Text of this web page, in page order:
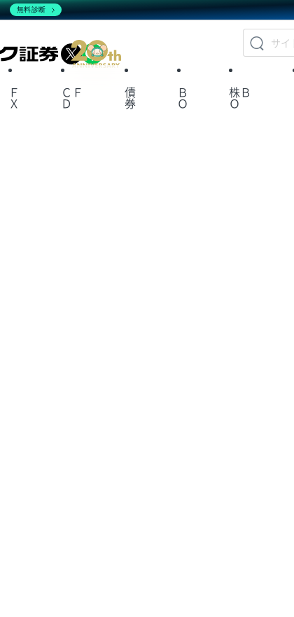
X
Ｆ
Ｘ
ＣＦ
Ｄ
債
券
Ｂ
Ｏ
株Ｂ
Ｏ
無料診断